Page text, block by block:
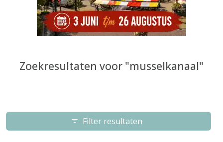
Zoekresultaten voor "musselkanaal"
Filter resultaten